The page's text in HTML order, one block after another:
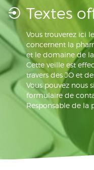
Textes
Vous trouverez ici
concernent la
et le domaine de la
Cette veille est
travers des JO et
Vous pouvez nous
formulaire de
Responsable de la